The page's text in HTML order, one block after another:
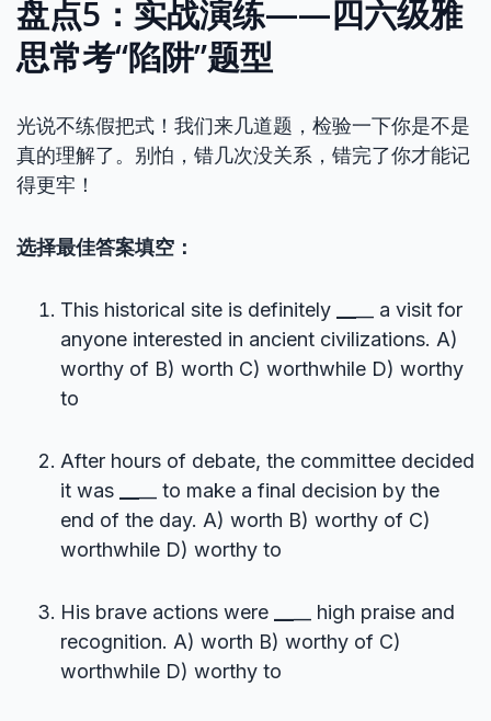
盘点5：实战演练——四六级雅
思常考“陷阱”题型
光说不练假把式！我们来几道题，检验一下你是不是
真的理解了。别怕，错几次没关系，错完了你才能记
得更牢！
选择最佳答案填空：
This historical site is definitely
__ a visit for
anyone interested in ancient civilizations. A)
worthy of B) worth C) worthwhile D) worthy
to
After hours of debate, the committee decided
it was
__ to make a final decision by the
end of the day. A) worth B) worthy of C)
worthwhile D) worthy to
His brave actions were
__ high praise and
recognition. A) worth B) worthy of C)
worthwhile D) worthy to